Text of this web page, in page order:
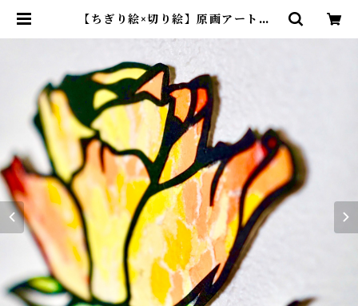
【ちぎり絵×切り絵】原画アート『a
のおくりもの